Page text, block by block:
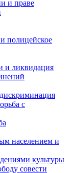
и праве
полицейское
и ликвидация
с
населением и
культуры
совести